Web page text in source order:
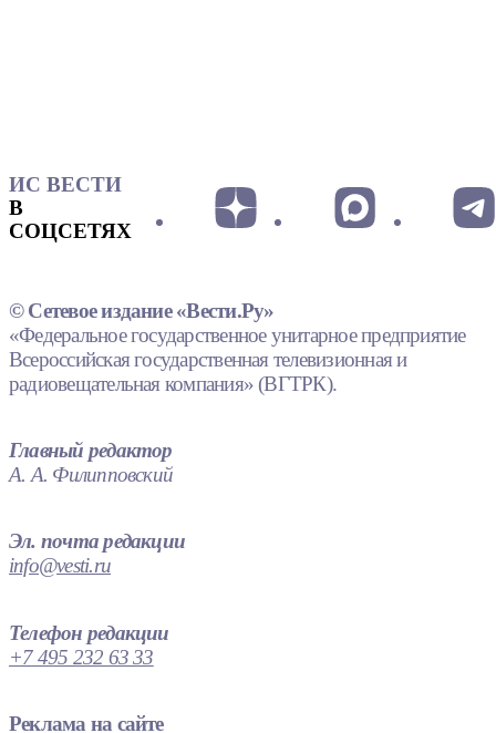
ИС ВЕСТИ
В
СОЦСЕТЯХ
© Сетевое издание «Вести.Ру»
«Федеральное государственное унитарное предприятие
Всероссийская государственная телевизионная и
радиовещательная компания» (ВГТРК).
Главный редактор
А. А. Филипповский
Эл. почта редакции
info@vesti.ru
Телефон редакции
+7 495 232 63 33
Реклама на сайте